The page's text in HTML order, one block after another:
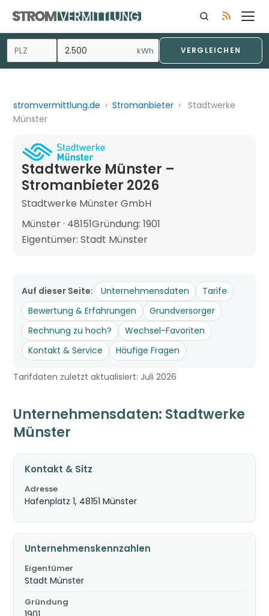
kWh VERGLEICHEN
stromvermittlung.de › Stromanbieter ›
Stadtwerke
Münster
Stadtwerke Münster –
Stromanbieter 2026
Stadtwerke Münster GmbH
Münster · 48151Gründung: 1901
Eigentümer: Stadt Münster
Auf dieser Seite: Unternehmensdaten
Tarife
Bewertung & Erfahrungen
Grundversorger
Rechnung zu hoch?
Wechsel-Favoriten
Kontakt & Service
Häufige Fragen
Tarifdaten zuletzt aktualisiert: Juli 2026
Unternehmensdaten: Stadtwerke
Münster
Kontakt & Sitz
Adresse
Hafenplatz 1, 48151 Münster
Unternehmenskennzahlen
Eigentümer
Stadt Münster
Gründung